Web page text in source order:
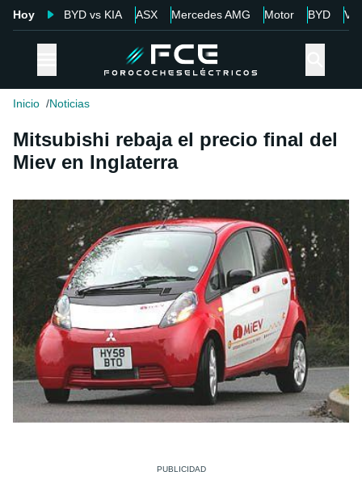
Hoy BYD vs KIA ASX Mercedes AMG Motor BYD
Inicio Noticias
Mitsubishi rebaja el precio final del
Miev en Inglaterra